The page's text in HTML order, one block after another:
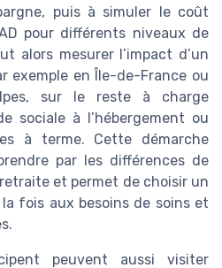
puis à simuler le coût
pour différents niveaux de
alors mesurer l’impact d’un
exemple en Île-de-France ou
sur le reste à charge
sociale à l’hébergement ou
à terme. Cette démarche
par les différences de
et permet de choisir un
fois aux besoins de soins et
peuvent aussi visiter